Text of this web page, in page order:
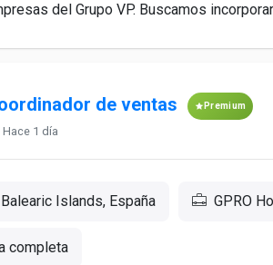
del Grupo VP. Buscamos
de ventas Premium
Hace 1 día
Islands, España GPRO
completa